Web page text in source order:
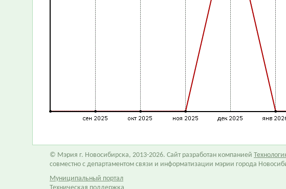
© Мэрия г. Новосибирска, 2013-2026. Сайт разработан компанией
совместно с департаментом связи и информатизации мэрии города
Муниципальный портал